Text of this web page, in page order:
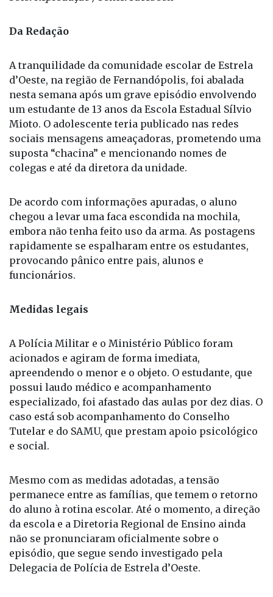
A tranquilidade da comunidade escolar de Estrela
nesta semana após um grave episódio envolvendo
Mioto. O adolescente teria publicado nas redes
sociais mensagens ameaçadoras, prometendo uma
suposta “chacina” e mencionando nomes de
colegas e até da diretora da unidade.
De acordo com informações apuradas, o aluno
chegou a levar uma faca escondida na mochila,
embora não tenha feito uso da arma. As postagens
provocando pânico entre pais, alunos e
funcionários.
Medidas legais
apreendendo o menor e o objeto. O estudante, que
especializado, foi afastado das aulas por dez dias. O
caso está sob acompanhamento do Conselho
Tutelar e do SAMU, que prestam apoio psicológico
e social.
Mesmo com as medidas adotadas, a tensão
permanece entre as famílias, que temem o retorno
do aluno à rotina escolar. Até o momento, a direção
não se pronunciaram oficialmente sobre o
episódio, que segue sendo investigado pela
Delegacia de Polícia de Estrela d’Oeste.
Caso semelhante em Mira Estrela
O episódio em Estrela d’Oeste acontece apenas três